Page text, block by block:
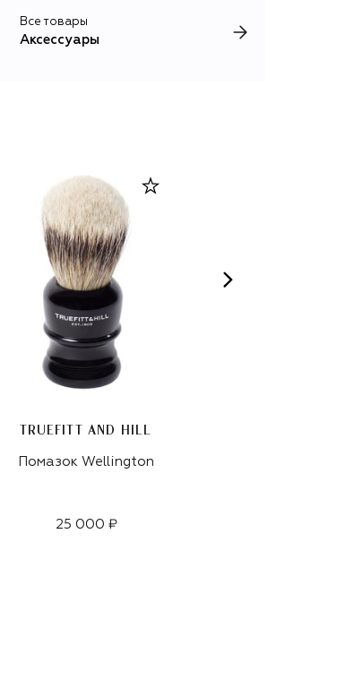
Все товары
Аксессуары
TRUEFITT AND HILL
Помазок Wellington
25 000 ₽